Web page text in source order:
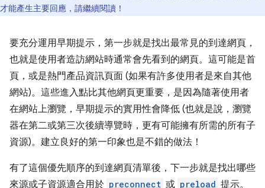
才能產生主要回應，請繼續閱讀！
要充分運用早期提示，第一步就是找出最常見的到達網頁，
也就是使用者造訪網站時通常會先看到的網頁。這可能是首
頁，或是熱門產品資訊頁面 (如果有許多使用者是來自其他
網站)。這些進入點比其他網頁更重要，是因為隨著使用者
在網站上瀏覽，早期提示的實用性會降低 (也就是說，瀏覽
器在第二或第三次後續導覽時，更有可能擁有所需的所有子
資源)。建立良好的第一印象也是不錯的做法！
有了這個優先順序的到達網頁清單後，下一步就是找出哪些
來源或子資源適合用於 preconnect 或 preload 提示。